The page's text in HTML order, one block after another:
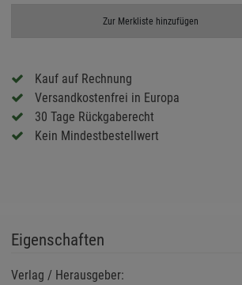
Zur Merkliste hinzufügen
Kauf auf Rechnung
Versandkostenfrei in Europa
30 Tage Rückgaberecht
Kein Mindestbestellwert
Eigenschaften
Verlag / Herausgeber: